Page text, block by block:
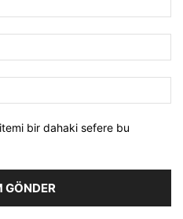
bir dahaki sefere bu